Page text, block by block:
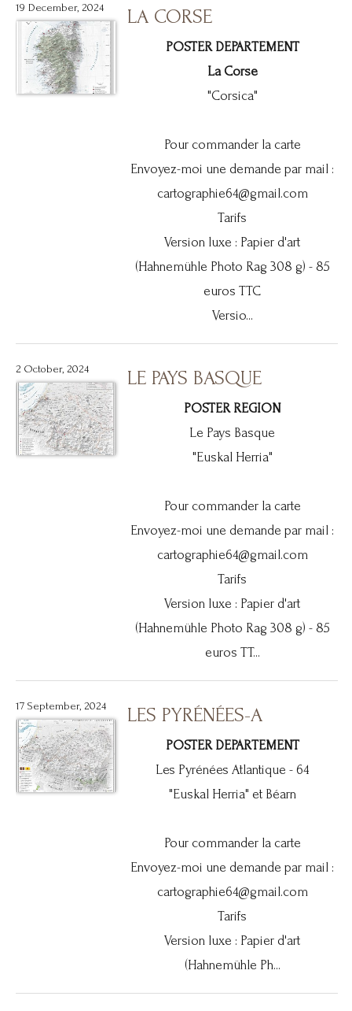
19 December, 2024 LA CORSE
POSTER DEPARTEMENT
La Corse
"Corsica"
Pour commander la carte
Envoyez-moi une demande par mail :
cartographie64@gmail.com
Tarifs
Version luxe : Papier d'art
(Hahnemühle Photo Rag 308 g) - 85
euros TTC
Versio...
2 October, 2024 LE PAYS BASQUE
POSTER REGION
Le Pays Basque
"Euskal Herria"
Pour commander la carte
Envoyez-moi une demande par mail :
cartographie64@gmail.com
Tarifs
Version luxe : Papier d'art
(Hahnemühle Photo Rag 308 g) - 85
euros TT...
17 September, 2024 LES PYRÉNÉES-A
POSTER DEPARTEMENT
Les Pyrénées Atlantique - 64
"Euskal Herria" et Béarn
Pour commander la carte
Envoyez-moi une demande par mail :
cartographie64@gmail.com
Tarifs
Version luxe : Papier d'art
(Hahnemühle Ph...